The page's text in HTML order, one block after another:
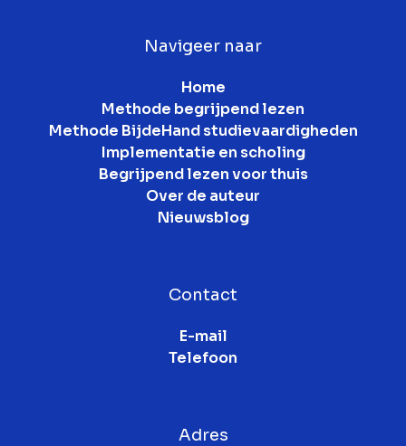
Navigeer naar
Home
Methode begrijpend lezen
Methode BijdeHand studievaardigheden
Implementatie en scholing
Begrijpend lezen voor thuis
Over de auteur
Nieuwsblog
Contact
E-mail
Telefoon
Adres